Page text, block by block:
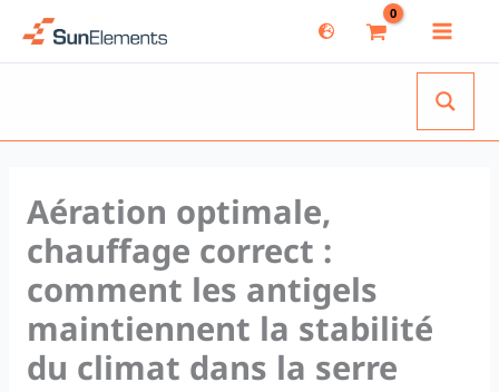
Aération optimale,
chauffage correct :
comment les antigels
maintiennent la stabilité
du climat dans la serre